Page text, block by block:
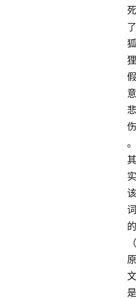
死
了
狐
狸
假
意
悲
伤
。
其
实
该
词
的
（
原
文
是